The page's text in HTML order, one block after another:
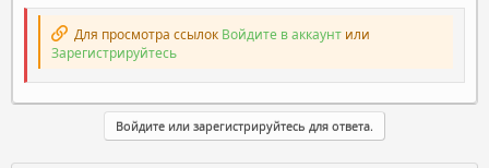
Для просмотра ссылок Войдите в аккаунт или
Зарегистрируйтесь
Войдите или зарегистрируйтесь для ответа.